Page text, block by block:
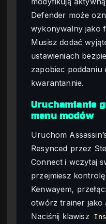
Defender może
wykonywalny jako
Musisz dodać
ustawieniach
zapobiec poddaniu
kwarantannie.
Uruchamianie
menu modów
Uruchom
Resynced przez
Connect i wczytaj
przejmiesz
Kenwayem,
otwórz trainer jako
Naciśnij klawisz